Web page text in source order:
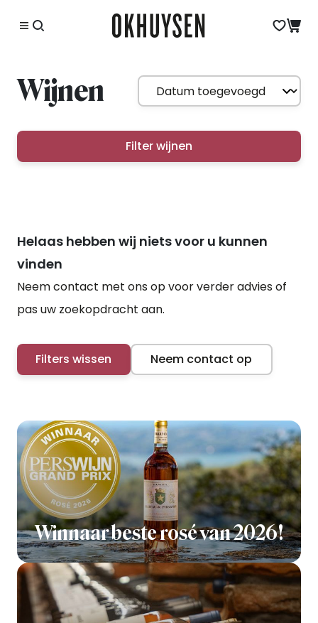
Wijnen
Filter wijnen
Helaas hebben wij niets voor u kunnen
vinden
Neem contact met ons op voor verder advies of
pas uw zoekopdracht aan.
Filters wissen Neem contact op
Winnaar beste rosé van 2026!